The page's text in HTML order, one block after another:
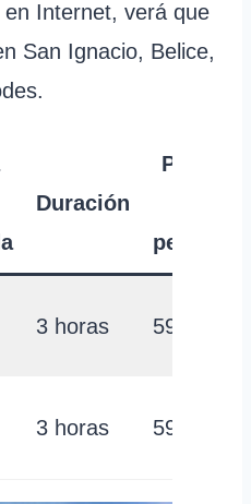
en Internet, verá que
San Ignacio, Belice,
Duración
Precio
persona
3 horas 59 USD
3 horas 59 USD